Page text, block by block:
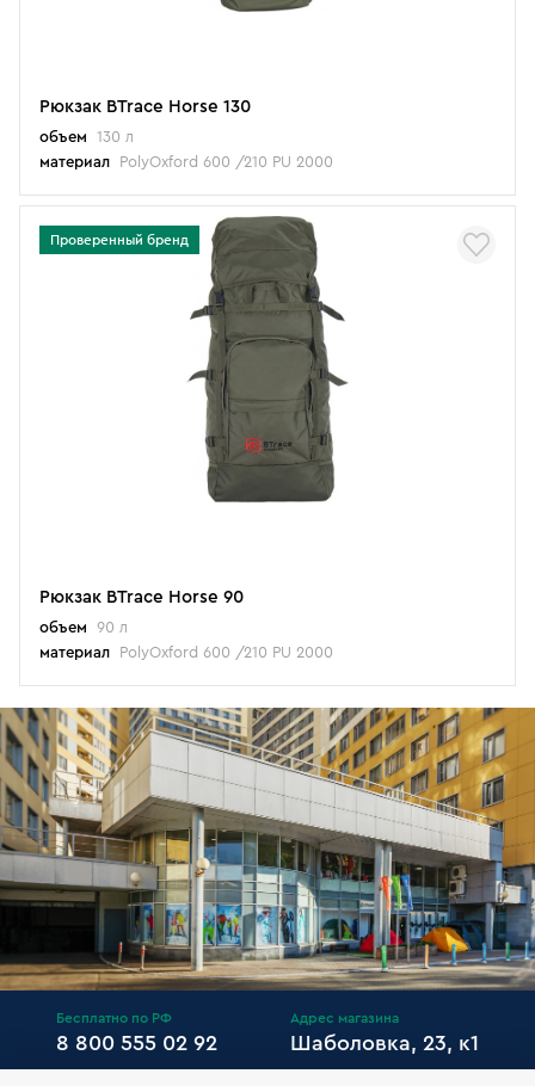
Рюкзак BTrace Horse 130
объем
130 л
материал
PolyOxford 600 /210 PU 2000
Проверенный бренд
Рюкзак BTrace Horse 90
объем
90 л
материал
PolyOxford 600 /210 PU 2000
Бесплатно по РФ
8 800 555 02 92
Адрес магазина
Шаболовка, 23, к1